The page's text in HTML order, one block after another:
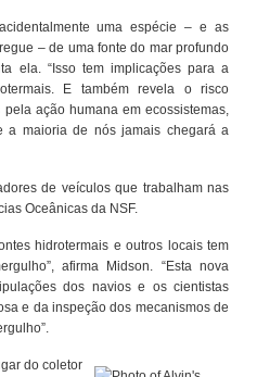
uma espécie – e as
– de uma fonte do mar profundo
ela. “Isso tem implicações para a
E também revela o risco
ação humana em ecossistemas,
a maioria de nós jamais chegará a
de veículos que trabalham nas
Oceânicas da NSF.
hidrotermais e outros locais tem
afirma Midson. “Esta nova
dos navios e os cientistas
e da inspeção dos mecanismos de
do coletor